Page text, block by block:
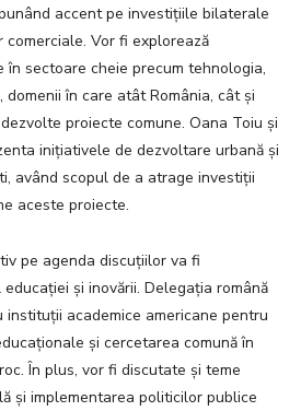
accent pe investițiile bilaterale
Vor fi explorează
sectoare cheie precum tehnologia,
în care atât România, cât și
proiecte comune. Oana Toiu și
inițiativele de dezvoltare urbană și
având scopul de a atrage investiții
aceste proiecte.
pe agenda discuțiilor va fi
și inovării. Delegația română
academice americane pentru
și cercetarea comună în
În plus, vor fi discutate și teme
și implementarea politicilor publice